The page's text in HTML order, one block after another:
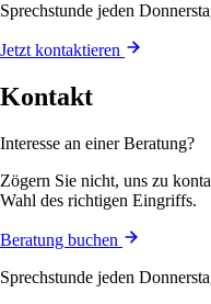
Sprechstunde jeden
Jetzt kontaktieren
Kontakt
Interesse an einer Beratung?
Zögern Sie nicht, uns zu
Wahl des richtigen Eingriffs.
Beratung buchen
Sprechstunde jeden